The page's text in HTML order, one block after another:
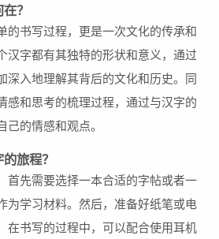
？
的书写过程，更是一次文化的传承和
汉字都有其独特的形状和意义，通过
深入地理解其背后的文化和历史。同
感和思考的梳理过程，通过与汉字的
己的情感和观点。
旅程？
首先需要选择一本合适的字帖或者一
为学习材料。然后，准备好纸笔或电
在书写的过程中，可以配合使用耳机